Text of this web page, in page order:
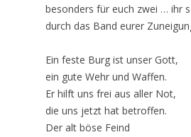
besonders für euch zwei … ihr
durch das Band eurer
Ein feste Burg ist unser Gott,
ein gute Wehr und Waffen.
Er hilft uns frei aus aller Not,
die uns jetzt hat betroffen.
Der alt böse Feind